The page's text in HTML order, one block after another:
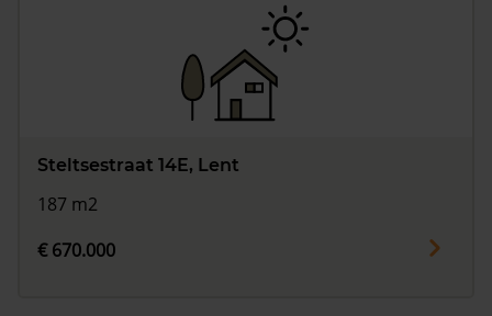
Steltsestraat 14E, Lent
187 m2
€ 670.000